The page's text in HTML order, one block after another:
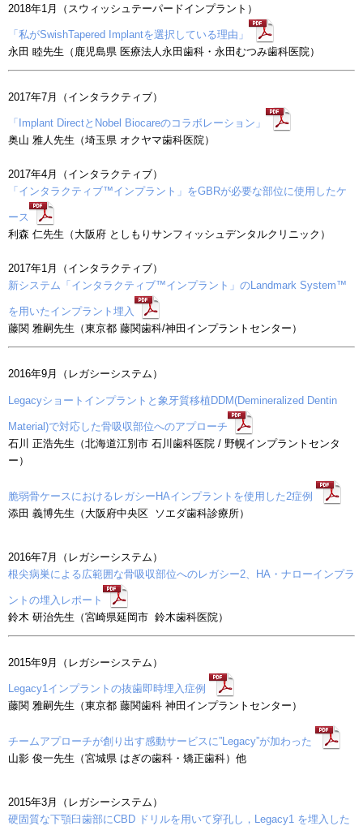
2018年1月（スウィッシュテーパードインプラント）
「私がSwishTapered Implantを選択している理由」
永田 睦先生（鹿児島県 医療法人永田歯科・永田むつみ歯科医院）
2017年7月（インタラクティブ）
「Implant DirectとNobel Biocareのコラボレーション」
奥山 雅人先生（埼玉県 オクヤマ歯科医院）
2017年4月（インタラクティブ）
「インタラクティブ™インプラント」をGBRが必要な部位に使用したケ
ース
利森 仁先生（大阪府 としもりサンフィッシュデンタルクリニック）
2017年1月（インタラクティブ）
新システム「インタラクティブ™インプラント」のLandmark System™
を用いたインプラント埋入
藤関 雅嗣先生（東京都 藤関歯科/神田インプラントセンター）
2016年9月（レガシーシステム）
Legacyショートインプラントと象牙質移植DDM(Demineralized Dentin
Material)で対応した骨吸収部位へのアプローチ
石川 正浩先生（北海道江別市 石川歯科医院 / 野幌インプラントセンタ
ー）
脆弱骨ケースにおけるレガシーHAインプラントを使用した2症例
添田 義博先生（大阪府中央区 ソエダ歯科診療所）
2016年7月（レガシーシステム）
根尖病巣による広範囲な骨吸収部位へのレガシー2、HA・ナローインプラ
ントの埋入レポート
鈴木 研治先生（宮崎県延岡市 鈴木歯科医院）
2015年9月（レガシーシステム）
Legacy1インプラントの抜歯即時埋入症例
藤関 雅嗣先生（東京都 藤関歯科 神田インプラントセンター）
チームアプローチが創り出す感動サービスに”Legacy”が加わった
山影 俊一先生（宮城県 はぎの歯科・矯正歯科）他
2015年3月（レガシーシステム）
硬固質な下顎臼歯部にCBD ドリルを用いて穿孔し，Legacy1 を埋入した